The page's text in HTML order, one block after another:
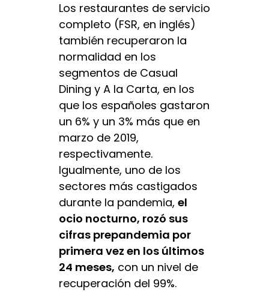
Los restaurantes de servicio
completo (FSR, en inglés)
también recuperaron la
normalidad en los
segmentos de Casual
Dining y A la Carta, en los
que los españoles gastaron
un 6% y un 3% más que en
marzo de 2019,
respectivamente.
Igualmente, uno de los
sectores más castigados
durante la pandemia, el
ocio nocturno, rozó sus
cifras prepandemia por
primera vez en los últimos
24 meses, con un nivel de
recuperación del 99%.